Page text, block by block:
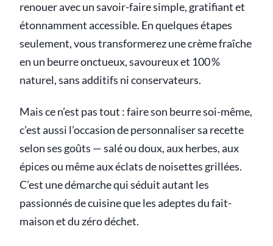
renouer avec un savoir-faire simple, gratifiant et
étonnamment accessible. En quelques étapes
seulement, vous transformerez une crème fraîche
en un beurre onctueux, savoureux et 100 %
naturel, sans additifs ni conservateurs.
Mais ce n’est pas tout : faire son beurre soi-même,
c’est aussi l’occasion de personnaliser sa recette
selon ses goûts — salé ou doux, aux herbes, aux
épices ou même aux éclats de noisettes grillées.
C’est une démarche qui séduit autant les
passionnés de cuisine que les adeptes du fait-
maison et du zéro déchet.